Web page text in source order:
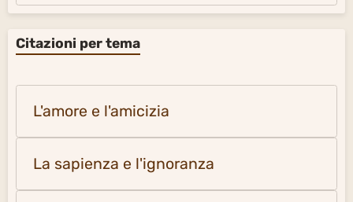
Citazioni per tema
L'amore e l'amicizia
La sapienza e l'ignoranza